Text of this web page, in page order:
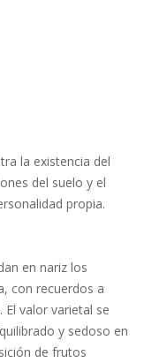
la existencia del
del suelo y el
propia.
en nariz los
con recuerdos a
valor varietal se
y sedoso en
de frutos